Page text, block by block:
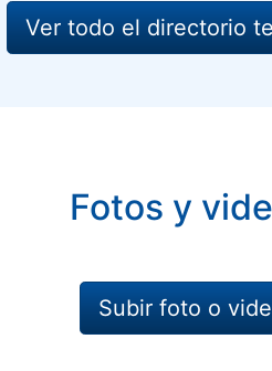
Ver todo el directorio
Fotos y
Subir foto o